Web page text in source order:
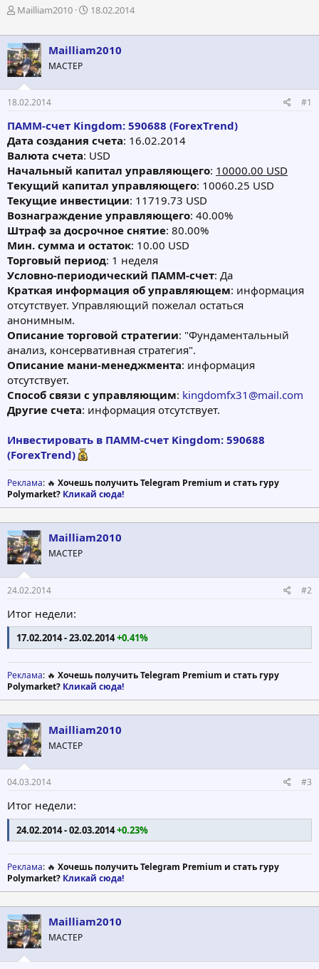
А
т
о
р
т
е
м
ы
Mailliam2010
Д
т
а
ч
л
а
18.02.2014
Mailliam2010
МАСТЕР
18.02.2014 #1
ПАММ-счет Kingdom: 590688 (ForexTrend)
Дата создания счета: 16.02.2014
Валюта счета: USD
Начальный капитал управляющего: 10000.00 USD
Tекущий капитал управляющегo: 10060.25 USD
Текущие инвестиции: 11719.73 USD
Вознаграждение управляющего: 40.00%
Штраф за досрочное снятие: 80.00%
Мин. сумма и остаток: 10.00 USD
Торговый период: 1 неделя
Условно-периодический ПАММ-счет: Да
Краткая информация об управляющем: информация
отсутствует. Управляющий пожелал остаться
анонимным.
Описание торговой стратегии: "Фундаментальный
анализ, консервативная стратегия".
Описание мани-менеджмента: информация
отсутствует.
Способ связи с управляющим: kingdomfx31@mail.com
Другие счета: информация отсутствует.
Инвестировать в ПАММ-счет Kingdom: 590688
(ForexTrend)
Реклама: 🔥 Хочешь получить Telegram Premium и стать гуру
Polymarket? Кликай сюда!
Mailliam2010
МАСТЕР
24.02.2014 #2
Итог недели:
17.02.2014 - 23.02.2014+0.41%
Реклама: 🔥 Хочешь получить Telegram Premium и стать гуру
Polymarket? Кликай сюда!
Mailliam2010
МАСТЕР
04.03.2014 #3
Итог недели:
24.02.2014 - 02.03.2014+0.23%
Реклама: 🔥 Хочешь получить Telegram Premium и стать гуру
Polymarket? Кликай сюда!
Mailliam2010
МАСТЕР